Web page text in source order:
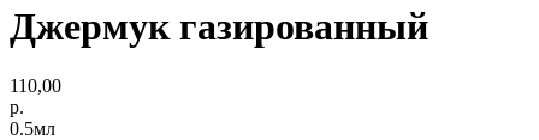
Джермук газированный
110,00
р.
0.5мл